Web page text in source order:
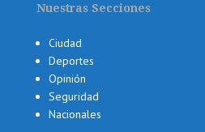
Nuestras Secciones
Ciudad
Deportes
Opinión
Seguridad
Nacionales